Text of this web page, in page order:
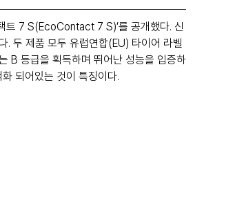
트 7 S(EcoContact 7 S)’를 공개했다. 신
. 두 제품 모두 유럽연합(EU) 타이어 라벨
B 등급을 획득하며 뛰어난 성능을 입증하
되어있는 것이 특징이다.